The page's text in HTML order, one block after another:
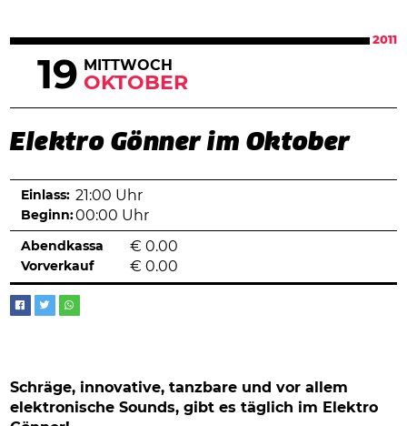
2011
19 MITTWOCH
OKTOBER
Elektro Gönner im Oktober
Einlass: 21:00 Uhr
Beginn:00:00 Uhr
Abendkassa € 0.00
Vorverkauf € 0.00
Schräge, innovative, tanzbare und vor allem
elektronische Sounds, gibt es täglich im Elektro